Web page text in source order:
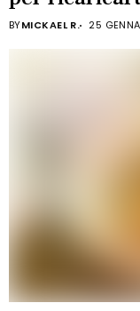
BYMICKAEL R. 25